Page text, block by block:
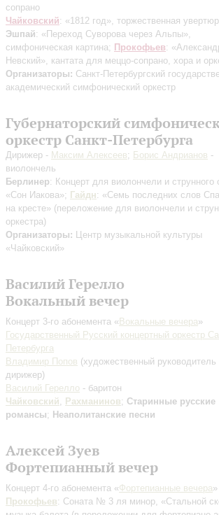
сопрано
Чайковский: «1812 год», торжественная
Эшпай: «Переход Суворова через Альпы»,
симфоническая картина; Прокофьев:
Невский», кантата для меццо-сопрано, хора и
Организаторы: Санкт-Петербургский
академический симфонический оркестр
Губернаторский
оркестр Санкт-Петербурга
Дирижер - Максим Алексеев; Борис Андрианов -
виолончель
Берлинер: Концерт для виолончели и струнного
«Сон Иакова»; Гайдн: «Семь последних слов
на кресте» (переложение для виолончели и
оркестра)
Организаторы: Центр музыкальной культуры
«Чайковский»
Василий Герелло
Вокальный вечер
Концерт 3-го абонемента « Вокальные вечера»
Государственный Русский концертный оркестр
Петербурга
Владимир Попов (художественный руководитель
дирижер)
Василий Герелло - баритон
Чайковский, Рахманинов; Старинные русские
романсы; Неаполитанские песни
Алексей Зуев
Фортепианный вечер
Концерт 4-го абонемента «Фортепианные вечера»
Прокофьев: Соната № 3 ля минор, «Стальной